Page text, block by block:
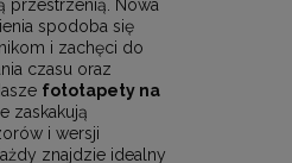
przestrzenią. Nowa
spodoba się
i zachęci do
czasu oraz
fototapety na
zaskakują
i wersji
znajdzie idealny